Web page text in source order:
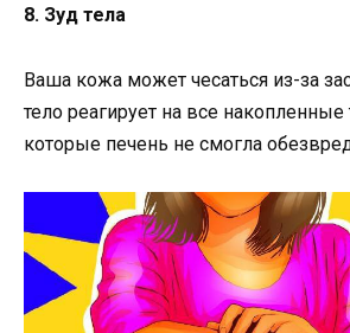
8. Зуд тела
Ваша кожа может чесаться из-за
тело реагирует на все
которые печень не смогла